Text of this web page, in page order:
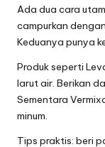
Ada dua cara
campurkan
Keduanya punya
Produk seperti
larut air. Berikan
Sementara
minum.
Tips praktis: beri